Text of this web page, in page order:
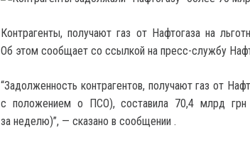
Контрагенты, получают газ от Нафтогаза на
Об этом сообщает со ссылкой на пресс-службу
“Задолженность контрагентов, получают газ от
с положением о ПСО), составила 70,4 млрд
за неделю)”, — сказано в сообщении .